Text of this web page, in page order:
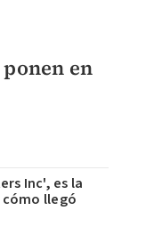
en
Inc', es la
llegó